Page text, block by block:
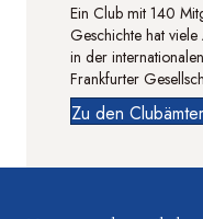
Ein Club mit 140
Geschichte hat
in der
Frankfurter
Zu den